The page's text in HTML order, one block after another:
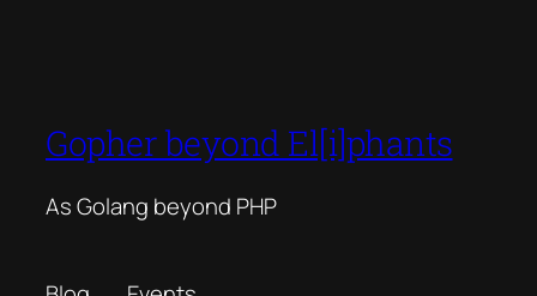
Gopher beyond El[i]phants
As Golang beyond PHP